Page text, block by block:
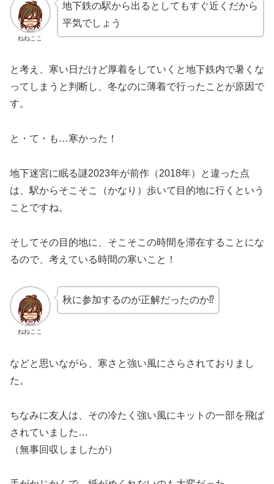
ねねここ
地下鉄の駅から出るとしてもすぐ近くだから
平気でしょう
と考え、寒い日だけど厚着をしていくと地下鉄内で暑くな
ってしまうと判断し、冬なのに薄着で行ったことが原因で
す。
と・て・も…寒かった！
地下迷宮に眠る謎2023年が前作（2018年）と違った点
は、駅からそこそこ（かなり）歩いて目的地に行くという
ことですね。
そしてその目的地に、そこそこの時間を滞在することにな
るので、考えている時間の寒いこと！
ねねここ
秋に参加するのが正解だったのか⁉
などと思いながら、寒さと強い風にさらされておりまし
た。
ちなみに友人は、その冷たく強い風にキットの一部を飛ば
されていました…
（無事回収しましたが）